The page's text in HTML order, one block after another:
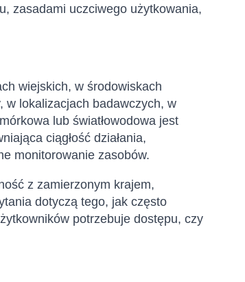
zasadami uczciwego użytkowania,
wiejskich, w środowiskach
w lokalizacjach badawczych, w
lub światłowodowa jest
ciągłość działania,
monitorowanie zasobów.
z zamierzonym krajem,
dotyczą tego, jak często
potrzebuje dostępu, czy